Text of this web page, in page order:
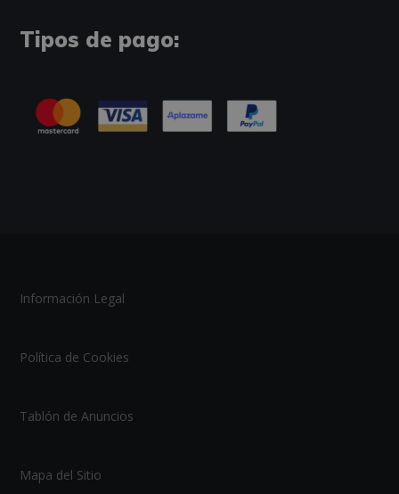
Tipos de pago:
Información Legal
Política de Cookies
Tablón de Anuncios
Mapa del Sitio